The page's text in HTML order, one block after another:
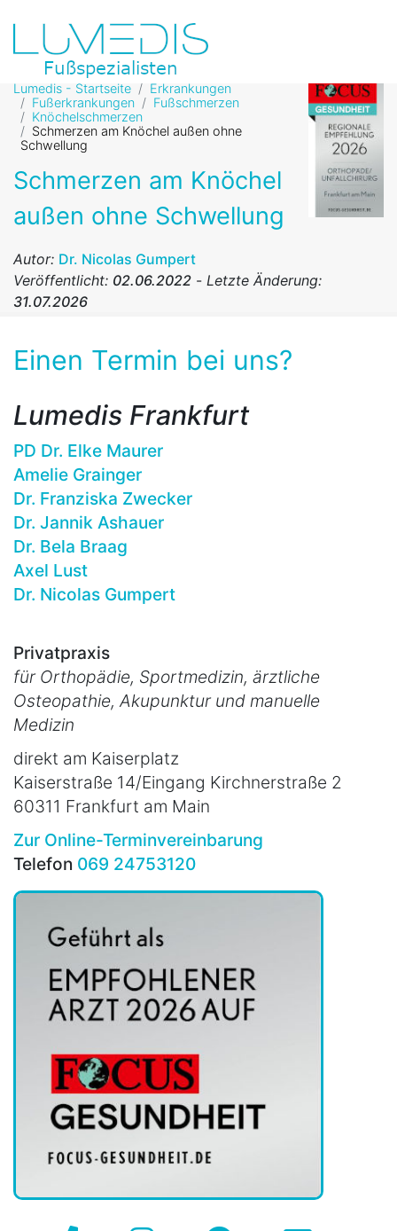
Lumedis - Startseite
Erkrankungen
Fußerkrankungen
Fußschmerzen
Knöchelschmerzen
Schmerzen am Knöchel außen ohne
Schwellung
Schmerzen am Knöchel
außen ohne Schwellung
Autor: Dr. Nicolas Gumpert
Veröffentlicht: 02.06.2022 - Letzte Änderung:
31.07.2026
Einen Termin bei uns?
Lumedis Frankfurt
PD Dr. Elke Maurer
Amelie Grainger
Dr. Franziska Zwecker
Dr. Jannik Ashauer
Dr. Bela Braag
Axel Lust
Dr. Nicolas Gumpert
Privatpraxis
für Orthopädie, Sportmedizin, ärztliche
Osteopathie, Akupunktur und manuelle
Medizin
direkt am Kaiserplatz
Kaiserstraße 14/Eingang Kirchnerstraße 2
60311 Frankfurt am Main
Zur Online-Terminvereinbarung
Telefon 069 24753120